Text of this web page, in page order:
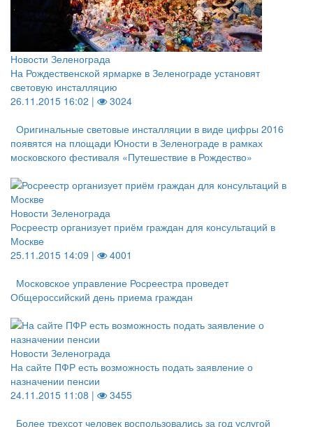
Новости Зеленограда
На Рождественской ярмарке в Зеленограде установят
световую инсталляцию
26.11.2015 16:02 |
3024
Оригинальные световые инсталляции в виде цифры 2016
появятся на площади Юности в Зеленограде в рамках
московского фестиваля «Путешествие в Рождество»
Новости Зеленограда
Росреестр организует приём граждан для консультаций в
Москве
25.11.2015 14:09 |
4001
Московское управление Росреестра проведет
Общероссийский день приема граждан
Новости Зеленограда
На сайте ПФР есть возможность подать заявление о
назначении пенсии
24.11.2015 11:08 |
3455
Более трехсот человек воспользовались за год услугой